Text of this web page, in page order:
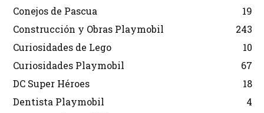
Conejos de Pascua
19
Construcción y Obras Playmobil
243
Curiosidades de Lego
10
Curiosidades Playmobil
67
DC Super Héroes
18
Dentista Playmobil
4